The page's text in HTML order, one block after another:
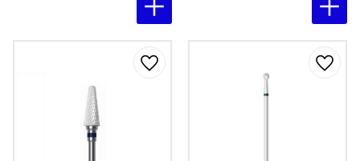
Gem som favorit Gem